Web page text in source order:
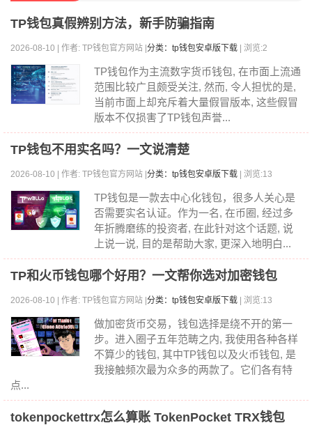
TP钱包真假辨别方法，新手防骗指南
2026-08-10 | 作者: TP钱包官方网站 | 分类：tp钱包安卓版下载 | 浏览:2
TP钱包作为主流数字货币钱包, 在市面上流通
范围比较广且颇受关注, 然而, 令人担忧的是,
当前市面上却充斥着大量假冒版本, 这些假冒
版本不仅损害了TP钱包声誉...
TP钱包不用实名吗？一文说清楚
2026-08-10 | 作者: TP钱包官方网站 | 分类：tp钱包安卓版下载 | 浏览:13
TP钱包是一款去中心化钱包，很多人关心是
否需要实名认证。作为一名, 在币圈, 经过多
年折腾磨练的投资者, 在此针对这个话题, 说
上说一说, 目的是帮助大家, 更深入地明白...
TP和火币钱包哪个好用？一文帮你选对加密钱包
2026-08-10 | 作者: TP钱包官方网站 | 分类：tp钱包安卓版下载 | 浏览:13
做加密货币交易，钱包选择是绕不开的第一
步。进入圈子五年范畴之内, 我使用各种各样
不算少的钱包, 其中TP钱包以及火币钱包, 是
我接触频次最为众多的两款了。它们各有特
点...
tokenpockettrx怎么算账 TokenPocket TRX钱包